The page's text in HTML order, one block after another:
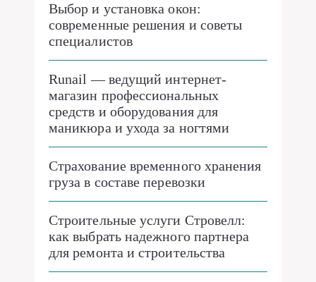
Выбор и установка окон:
современные решения и советы
специалистов
Runail — ведущий интернет-
магазин профессиональных
средств и оборудования для
маникюра и ухода за ногтями
Страхование временного хранения
груза в составе перевозки
Строительные услуги Стровелл:
как выбрать надежного партнера
для ремонта и строительства